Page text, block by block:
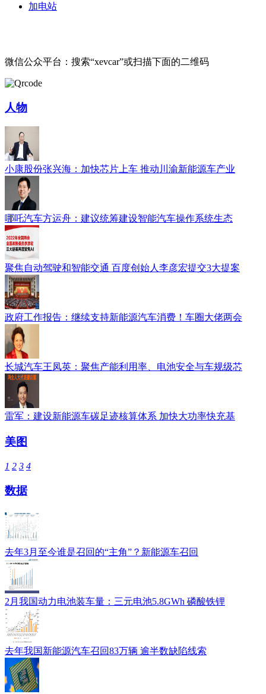
加电站
微信公众平台：搜索“xevcar”或扫描下面的二维码
人物
小康股份张兴海：加快芯片上车 推动川渝新能源车产业
哪吒汽车方运舟：建议统筹建设智能汽车操作系统生态
聚焦自动驾驶和智能交通 百度创始人李彦宏提交3大提案
政府工作报告：继续支持新能源汽车消费！车圈大佬两会
长城汽车王凤英：聚焦产能利用率、电池安全与车规级芯
雷军：建设新能源车碳足迹核算体系 加快大功率快充基
美图
1 2 3 4
数据
去年3月至今谁是召回的“主角”？新能源车召回
2月我国动力电池装车量：三元电池5.8GWh 磷酸铁锂
去年我国新能源汽车召回83万辆 逾半数缺陷线索